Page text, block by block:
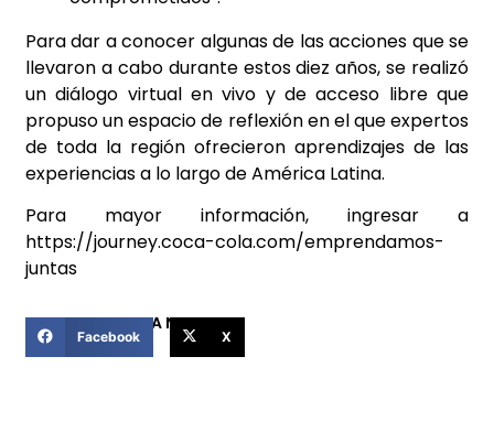
Para dar a conocer algunas de las acciones que se
llevaron a cabo durante estos diez años, se realizó
un diálogo virtual en vivo y de acceso libre que
propuso un espacio de reflexión en el que expertos
de toda la región ofrecieron aprendizajes de las
experiencias a lo largo de América Latina.
Para mayor información, ingresar a
https://journey.coca-cola.com/emprendamos-
juntas
COMPARTIR ESTA NOTICIA
Facebook X